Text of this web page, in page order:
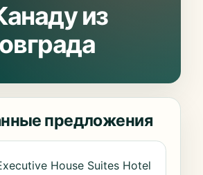
из
предложения
House Suites Hotel